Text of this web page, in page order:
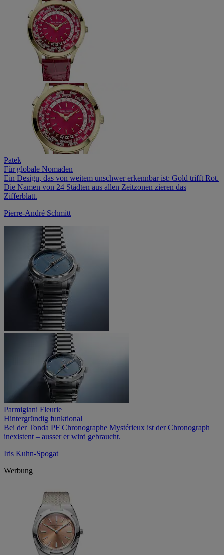
Patek
Für globale Nomaden
Ein Design, das von weitem unschwer erkennbar ist: Gold trifft Rot.
Die Namen von 24 Städten aus allen Zeitzonen zieren das
Zifferblatt.
Pierre-André Schmitt
Parmigiani Fleurie
Hintergründig funktional
Bei der Tonda PF Chronographe Mystérieux ist der Chronograph
inexistent – ausser er wird gebraucht.
Iris Kuhn-Spogat
Werbung